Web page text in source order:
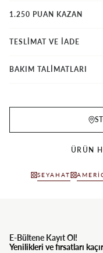
1.250 PUAN KAZAN
TESLİMAT VE İADE
BAKIM TALİMATLARI
ÜRÜN
SEYAHAT
E-Bültene Kayıt Ol!
Yenilikleri ve fırsatları